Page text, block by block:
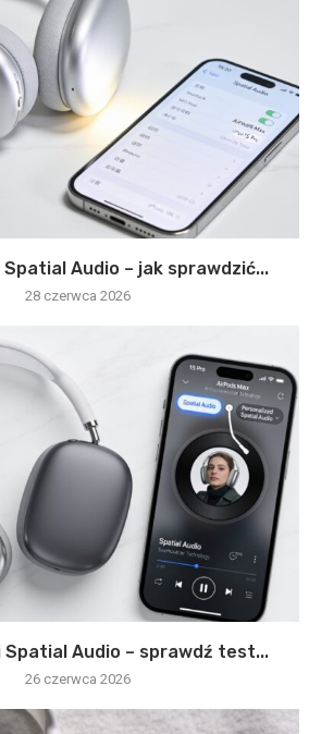
Spatial Audio – jak sprawdzić...
28 czerwca 2026
Spatial Audio – sprawdź test...
26 czerwca 2026